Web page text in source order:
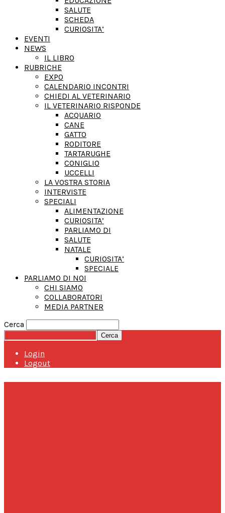
SALUTE
SCHEDA
CURIOSITA’
EVENTI
NEWS
IL LIBRO
RUBRICHE
EXPO
CALENDARIO INCONTRI
CHIEDI AL VETERINARIO
IL VETERINARIO RISPONDE
ACQUARIO
CANE
GATTO
RODITORE
TARTARUGHE
CONIGLIO
UCCELLI
LA VOSTRA STORIA
INTERVISTE
SPECIALI
ALIMENTAZIONE
CURIOSITA’
PARLIAMO DI
SALUTE
NATALE
CURIOSITA’
SPECIALE
PARLIAMO DI NOI
CHI SIAMO
COLLABORATORI
MEDIA PARTNER
Cerca
Login
Logout